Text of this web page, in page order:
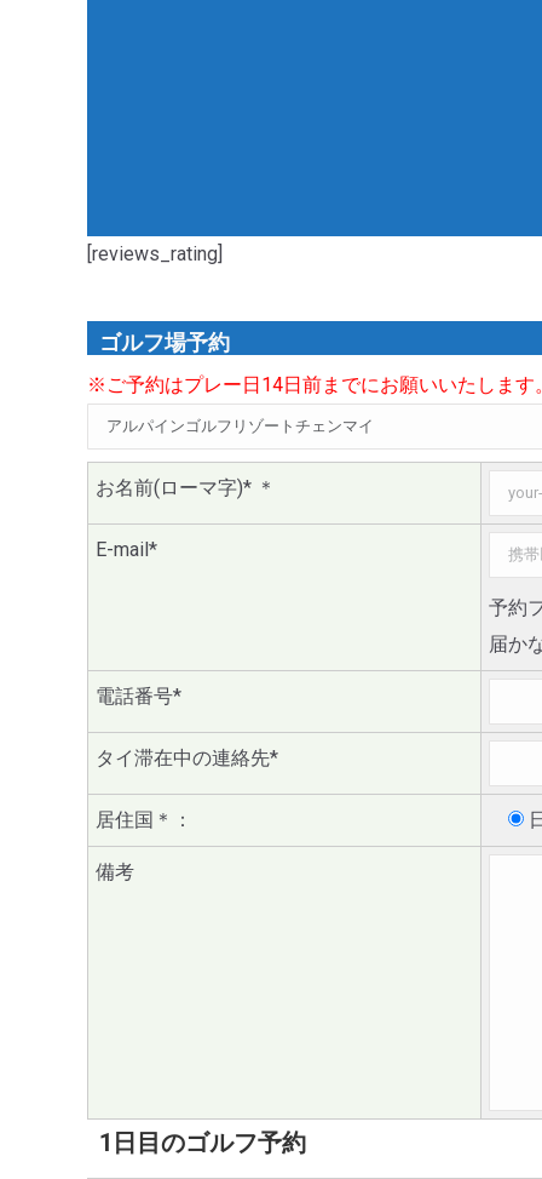
[reviews_rating]
ゴルフ場予約
※ご予約はプレー日14日前までにお願いいたします
お名前(ローマ字)* ＊
E-mail*
予約
届か
電話番号*
タイ滞在中の連絡先*
居住国 ＊ ：
備考
1日目のゴルフ予約